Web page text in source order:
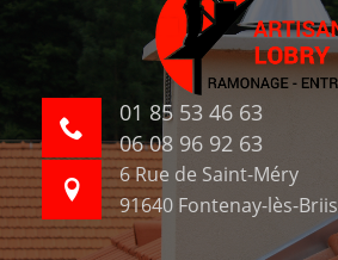
01 85 53 46 63
06 08 96 92 63
6 Rue de Saint-Méry
91640 Fontenay-lès-Briis